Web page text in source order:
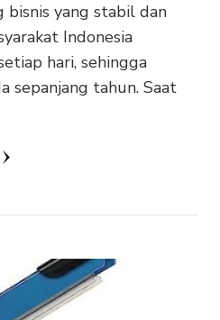
bisnis yang stabil dan
Indonesia
hari, sehingga
sepanjang tahun. Saat